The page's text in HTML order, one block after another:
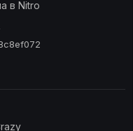
в Nitro